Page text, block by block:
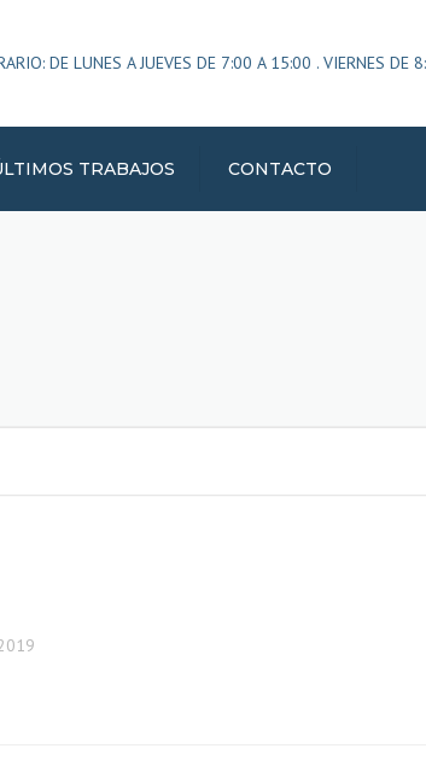
DE LUNES A JUEVES DE 7:00 A 15:00 . VIERNES DE
TRABAJOS CONTACTO